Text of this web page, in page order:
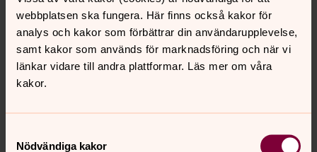
webbplatsen ska fungera. Här finns också kakor för
analys och kakor som förbättrar din användarupplevelse,
samt kakor som används för marknadsföring och när vi
länkar vidare till andra plattformar. Läs mer om våra
kakor.
Nödvändiga kakor
barn och unga i åldrarna 7-20 år som har förlorat en
viktig person i sitt liv.
Randiga huset
är en ideell organisation som arbetar för att barn, unga
stöd.